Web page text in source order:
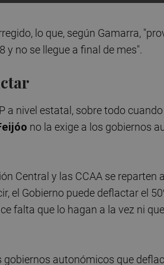
lo que, según Gamarra,
no se llegue a final de mes".
a nivel estatal, sobre todo
no la exige a los gobiernos
Central y las CCAA se reparten
el Gobierno puede deflactar el
falta que lo hagan a la vez ni
autonómicos que